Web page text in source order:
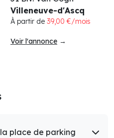
Villeneuve-d'Ascq
À partir de 39,00 €/mois
Voir l'annonce →
place de parking